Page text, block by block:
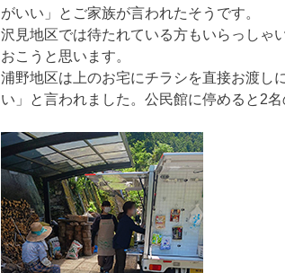
がいい」とご家族が言われたそうです。
沢見地区では待たれている方もいらっしゃ
おこうと思います。
浦野地区は上のお宅にチラシを直接お渡し
い」と言われました。公民館に停めると2